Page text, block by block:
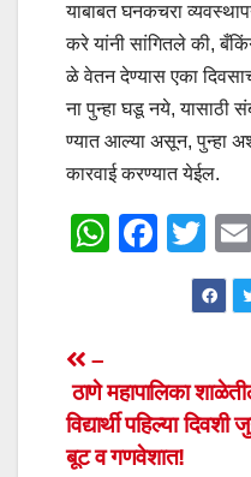
याबाबत घनकचरा
करे यांनी सांगितले की,
ळे वेतन देण्यास एका
ना पुन्हा घडू नये, यासाठी
ण्यात आल्या असून, पुन्हा
कारवाई करण्यात येईल.
W
A
p
p
F
b
o
o
T
wi
tt
Post
–
ठाणे महापालिका
विद्यार्थी पहिल्या दिवशी
बूट व गणवेशात!